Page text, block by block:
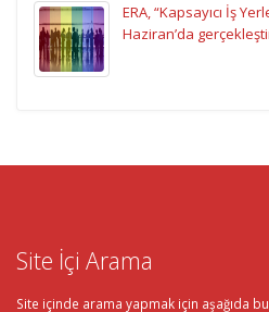
ERA, “Kapsayıcı İş
Haziran’da
Site İçi Arama
Site içinde arama yapmak için aşağıda